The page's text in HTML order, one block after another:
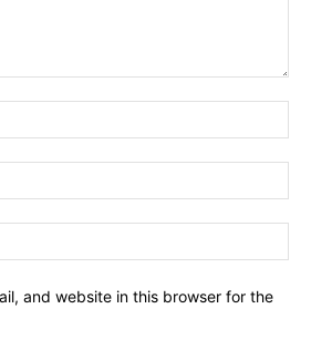
and website in this browser for the